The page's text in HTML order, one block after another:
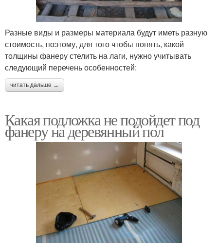
Разные виды и размеры материала будут иметь разную
стоимость, поэтому, для того чтобы понять, какой
толщины фанеру стелить на лаги, нужно учитывать
следующий перечень особенностей:
читать дальше →
Какая подложка не подойдет под
фанеру на деревянный пол